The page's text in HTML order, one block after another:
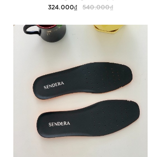
324.000₫ 540.000₫
Thêm vào giỏ hàng